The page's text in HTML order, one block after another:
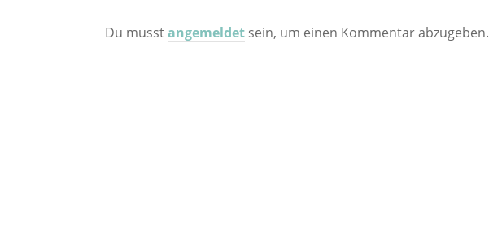
Du musstangemeldet sein, um einen Kommentar abzugeben.